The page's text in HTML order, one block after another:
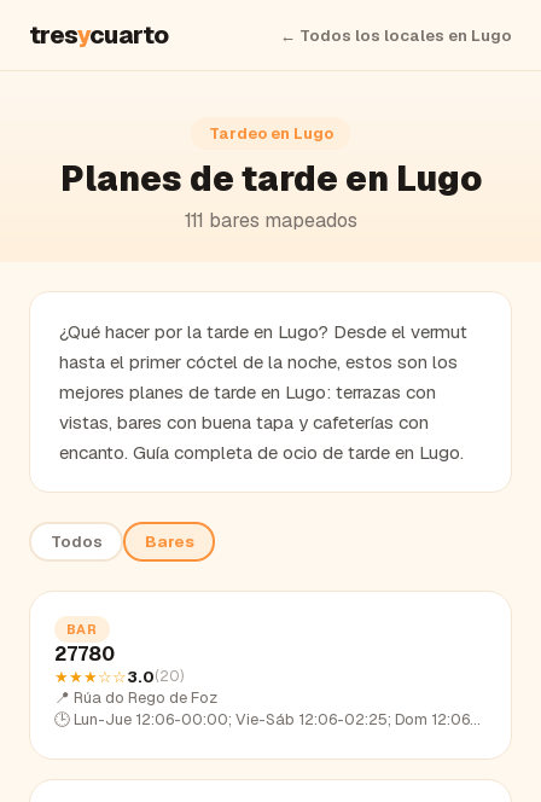
tresycuarto ← Todos los locales en Lugo
Tardeo en Lugo
Planes de tarde en Lugo
111 bares mapeados
¿Qué hacer por la tarde en Lugo? Desde el vermut
hasta el primer cóctel de la noche, estos son los
mejores planes de tarde en Lugo: terrazas con
vistas, bares con buena tapa y cafeterías con
encanto. Guía completa de ocio de tarde en Lugo.
Todos Bares
BAR
27780
★★★☆☆3.0(20)
📍 Rúa do Rego de Foz
🕒 Lun-Jue 12:06-00:00; Vie-Sáb 12:06-02:25; Dom 12:06-23:29